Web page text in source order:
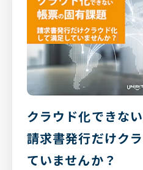
クラウド化できな
請求書発行だけク
ていませんか？